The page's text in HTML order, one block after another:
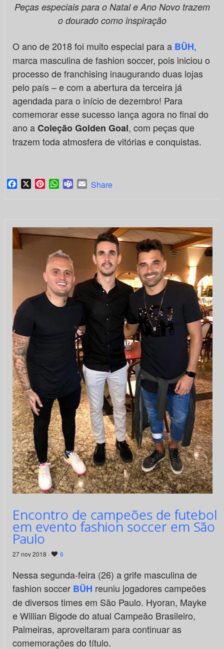
Peças especiais para o Natal e Ano Novo trazem
o dourado como inspiração
O ano de 2018 foi muito especial para a BÜH,
marca masculina de fashion soccer, pois iniciou o
processo de franchising inaugurando duas lojas
pelo país – e com a abertura da terceira já
agendada para o início de dezembro! Para
comemorar esse sucesso lança agora no final do
ano aColeção Golden Goal, com peças que
trazem toda atmosfera de vitórias e conquistas.
Facebook
X PinterestWhatsApp
TeamsEmail
Share
Encontro de campeões de futebol
em evento fashion soccer em São
Paulo
27 nov 2018 · 6
Nessa segunda-feira (26) a grife masculina de
fashion soccer BÜH reuniu jogadores campeões
de diversos times em São Paulo. Hyoran, Mayke
e Willian Bigode do atual Campeão Brasileiro,
Palmeiras, aproveitaram para continuar as
comemorações do título.